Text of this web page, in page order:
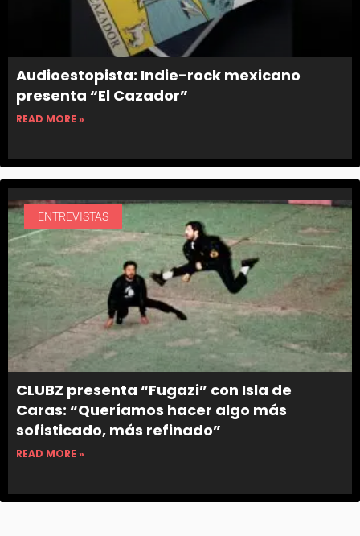
Audioestopista: Indie-rock mexicano
presenta “El Cazador”
READ MORE »
ENTREVISTAS
CLUBZ presenta “Fugazi” con Isla de
Caras: “Queríamos hacer algo más
sofisticado, más refinado”
READ MORE »